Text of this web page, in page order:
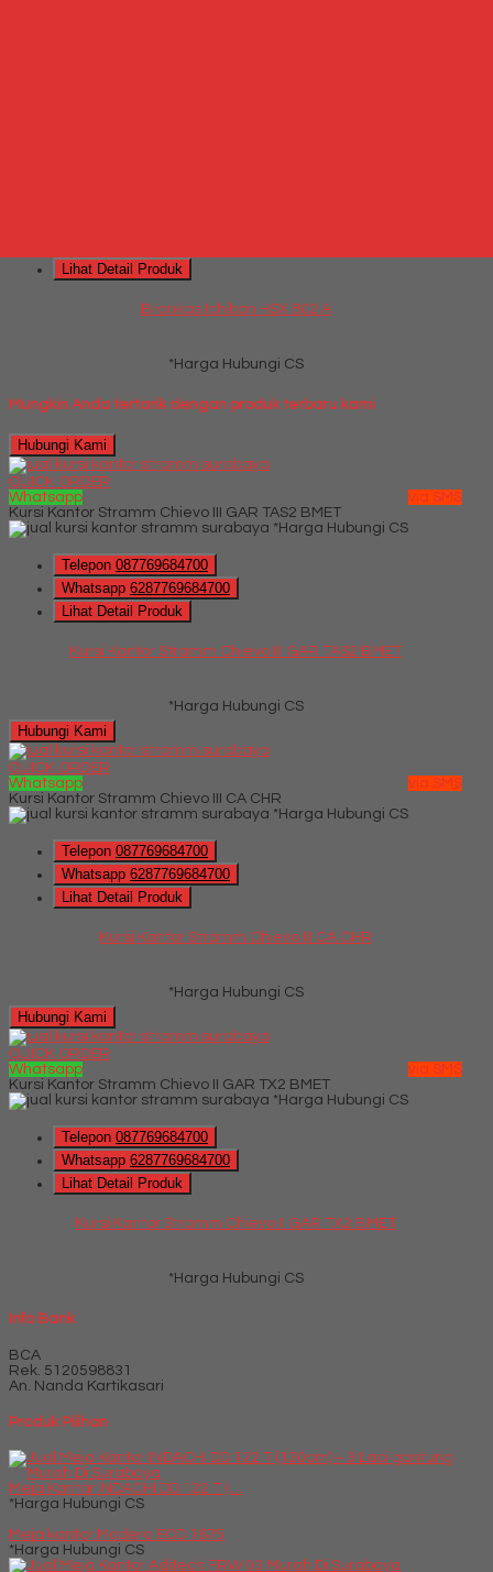
Lihat Detail Produk
Brankas Ichiban HSX 802 A
*Harga Hubungi CS
Mungkin Anda tertarik dengan produk terbaru kami
Hubungi Kami
QUICK ORDER
Whatsapp
via SMS
Kursi Kantor Stramm Chievo III GAR TAS2 BMET
*Harga Hubungi CS
Telepon 087769684700
Whatsapp 6287769684700
Lihat Detail Produk
Kursi Kantor Stramm Chievo III GAR TAS2 BMET
*Harga Hubungi CS
Hubungi Kami
QUICK ORDER
Whatsapp
via SMS
Kursi Kantor Stramm Chievo III CA CHR
*Harga Hubungi CS
Telepon 087769684700
Whatsapp 6287769684700
Lihat Detail Produk
Kursi Kantor Stramm Chievo III CA CHR
*Harga Hubungi CS
Hubungi Kami
QUICK ORDER
Whatsapp
via SMS
Kursi Kantor Stramm Chievo II GAR TX2 BMET
*Harga Hubungi CS
Telepon 087769684700
Whatsapp 6287769684700
Lihat Detail Produk
Kursi Kantor Stramm Chievo II GAR TX2 BMET
*Harga Hubungi CS
Info Bank
BCA
Rek. 5120598831
An. Nanda Kartikasari
Produk Pilihan
Meja Kantor INDACHI DD 122 T (....
*Harga Hubungi CS
Meja kantor Modera EOD 1675
*Harga Hubungi CS